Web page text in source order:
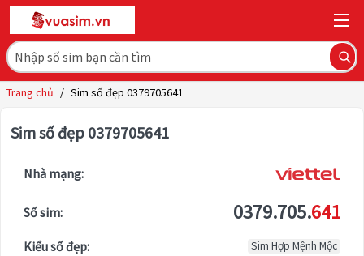
Trang chủ / Sim số đẹp 0379705641
Sim số đẹp 0379705641
Nhà mạng:
Số sim: 0379.705.641
Kiểu số đẹp: Sim Hợp Mệnh Mộc